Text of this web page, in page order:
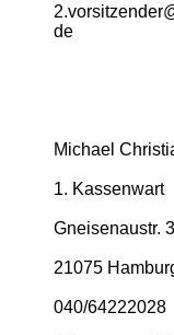
de
Michael
1. Kassenwart
Gneisenaustr.
21075
040/64222028